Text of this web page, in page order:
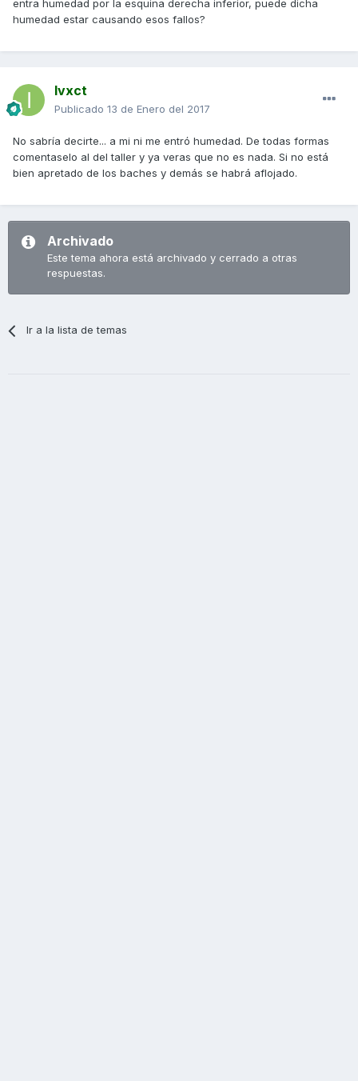
entra humedad por la esquina derecha inferior, puede dicha
humedad estar causando esos fallos?
Ivxct
Publicado 13 de Enero del 2017
No sabría decirte... a mi ni me entró humedad. De todas formas
comentaselo al del taller y ya veras que no es nada. Si no está
bien apretado de los baches y demás se habrá aflojado.
Archivado
Este tema ahora está archivado y cerrado a otras
respuestas.
Ir a la lista de temas